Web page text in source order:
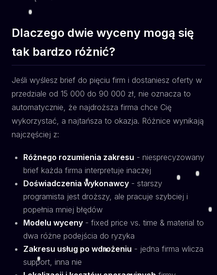
Dlaczego dwie wyceny mogą się
tak bardzo różnić?
Jeśli wyślesz brief do pięciu firm i dostaniesz oferty w
przedziale od 15 000 do 90 000 zł, nie oznacza to
automatycznie, że najdroższa firma chce Cię
wykorzystać, a najtańsza to okazja. Różnice wynikają
najczęściej z:
Różnego rozumienia zakresu - niesprecyzowany
brief każda firma interpretuje inaczej
Doświadczenia wykonawcy - starszy
programista jest droższy, ale pracuje szybciej i
popełnia mniej błędów
Modelu wyceny - fixed price vs. time & material to
dwa różne podejścia do ryzyka
Zakresu usług po wdrożeniu - jedna firma wlicza
support, inna nie